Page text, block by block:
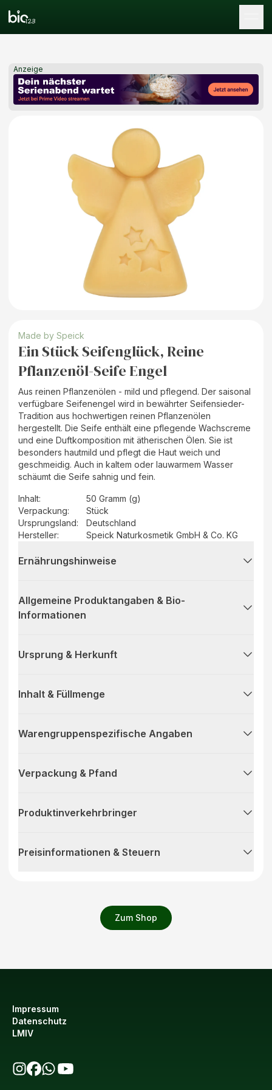
Anzeige
Zum Shop
Made by Speick
Ein Stück Seifenglück, Reine
Pflanzenöl-Seife Engel
Aus reinen Pflanzenölen - mild und pflegend. Der saisonal
verfügbare Seifenengel wird in bewährter Seifensieder-
Tradition aus hochwertigen reinen Pflanzenölen
hergestellt. Die Seife enthält eine pflegende Wachscreme
und eine Duftkomposition mit ätherischen Ölen. Sie ist
besonders hautmild und pflegt die Haut weich und
geschmeidig. Auch in kaltem oder lauwarmem Wasser
schäumt die Seife sahnig und fein.
Inhalt:
50 Gramm (g)
Verpackung:
Stück
Ursprungsland:
Deutschland
Hersteller: Speick Naturkosmetik GmbH & Co. KG
Ernährungshinweise
Allgemeine Produktangaben & Bio-
Informationen
Ursprung & Herkunft
Inhalt & Füllmenge
Warengruppenspezifische Angaben
Verpackung & Pfand
Produktinverkehrbringer
Preisinformationen & Steuern
Impressum
Datenschutz
LMIV